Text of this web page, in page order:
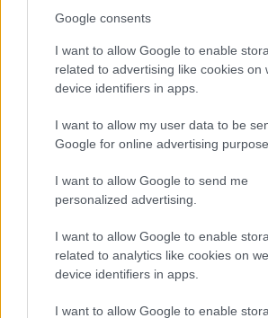
Google consents
I want to allow Google to enable
related to advertising like cookies on
device identifiers in apps.
I want to allow my user data to be
Google for online advertising
I want to allow Google to send me
personalized advertising.
I want to allow Google to enable
related to analytics like cookies on
device identifiers in apps.
I want to allow Google to enable
élete, aki már 5 éves kora óta a régész
az még csak hab a tortán, hogy
eredményesek voltak, és most egy
tárhat fel.